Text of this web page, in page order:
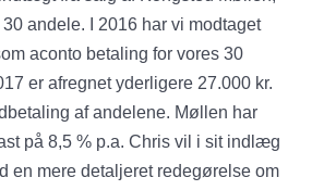
andele. I 2016 har vi modtaget
aconto betaling for vores 30
er afregnet yderligere 27.000 kr.
af andelene. Møllen har
på 8,5 % p.a. Chris vil i sit indlæg
en mere detaljeret redegørelse om